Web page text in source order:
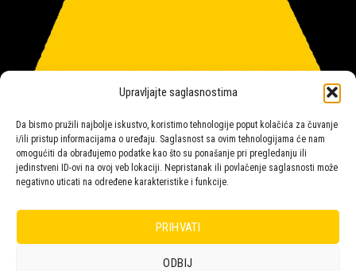
Upravljajte saglasnostima
Da bismo pružili najbolje iskustvo, koristimo tehnologije poput kolačića za čuvanje
i/ili pristup informacijama o uređaju. Saglasnost sa ovim tehnologijama će nam
omogućiti da obrađujemo podatke kao što su ponašanje pri pregledanju ili
jedinstveni ID-ovi na ovoj veb lokaciji. Nepristanak ili povlačenje saglasnosti može
negativno uticati na određene karakteristike i funkcije.
PRIHVATI
ODBIJ